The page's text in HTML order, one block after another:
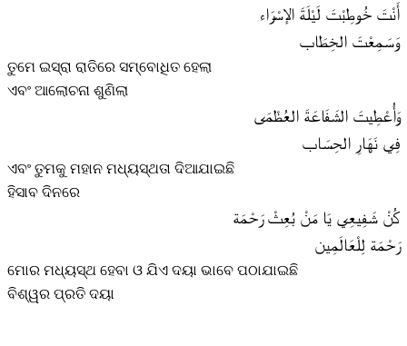
أَنْتَ خُوطِبْتَ لَيْلَةَ الإسْرَاء
وَسَمِعْتَ الخِطَاب
ତୁମେ ଇସ୍ରା ରାତିରେ ସମ୍ବୋଧିତ ହେଲା
ଏବଂ ଆଲୋଚନା ଶୁଣିଲା
وَأُعْطِيتَ الشَفَاعَةَ العُظْمَى
فِي نَهَارِ الحِسَاب
ଏବଂ ତୁମକୁ ମହାନ ମଧ୍ୟସ୍ଥତା ଦିଆଯାଇଛି
ହିସାବ ଦିନରେ
كُنْ شَفِيعِي يَا مَنْ بُعِثْ رَحْمَة
رَحْمَة لِلْعَالَمِين
ମୋର ମଧ୍ୟସ୍ଥ ହେବା ଓ ଯିଏ ଦୟା ଭାବେ ପଠାଯାଇଛି
ବିଶ୍ୱର ପ୍ରତି ଦୟା